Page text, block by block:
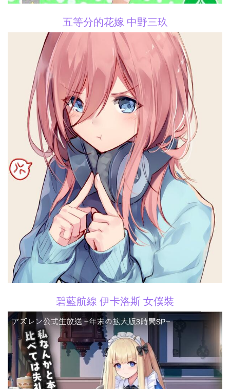
五等分的花嫁 中野三玖
碧藍航線 伊卡洛斯 女僕裝